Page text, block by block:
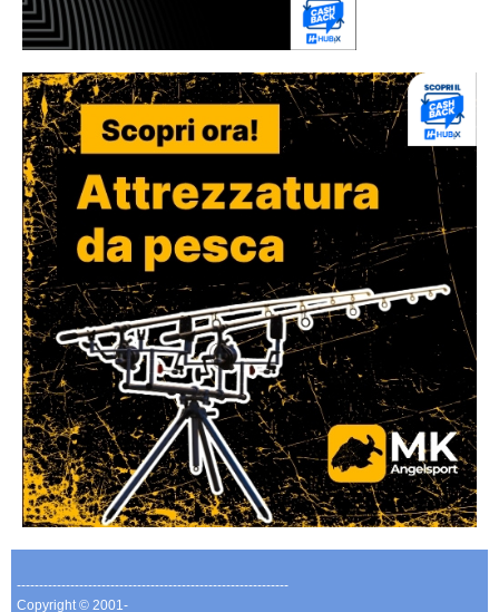
-------------------------------------------------------------
Copyright © 2001-